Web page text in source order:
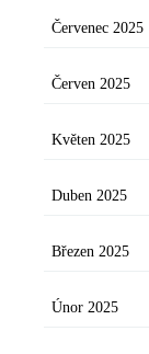
Červenec 2025
Červen 2025
Květen 2025
Duben 2025
Březen 2025
Únor 2025